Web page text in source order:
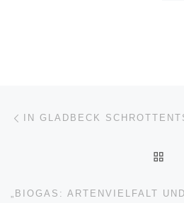
Beitragsnavigation